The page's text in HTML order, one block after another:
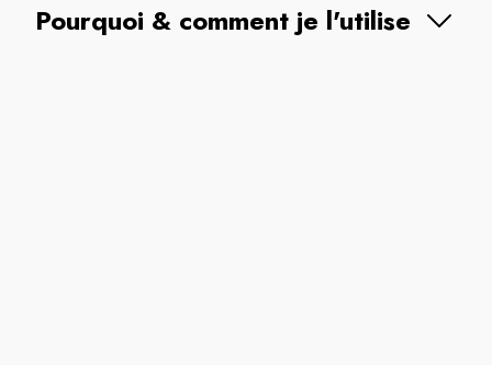
Pourquoi & comment je l'utilise